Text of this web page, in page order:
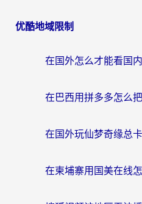
优酷地域限制